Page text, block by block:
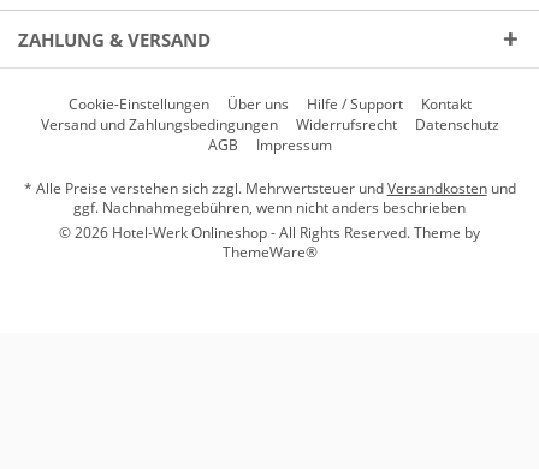
ZAHLUNG & VERSAND
Cookie-Einstellungen Über uns Hilfe / Support
Kontakt
Versand und Zahlungsbedingungen
Widerrufsrecht
Datenschutz
AGB
Impressum
* Alle Preise verstehen sich zzgl. Mehrwertsteuer undVersandkostenund
ggf. Nachnahmegebühren, wenn nicht anders beschrieben
© 2026 Hotel-Werk Onlineshop - All Rights Reserved. Theme by
ThemeWare®